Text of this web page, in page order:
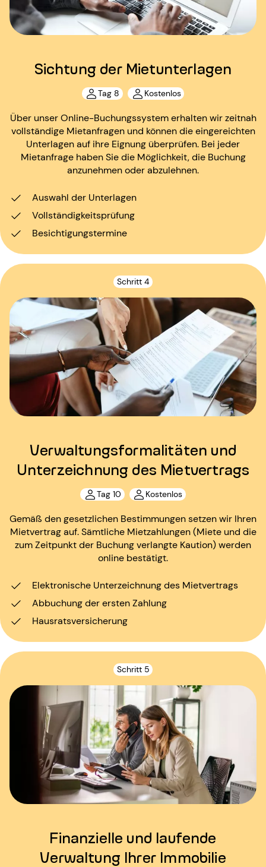
Sichtung der Mietunterlagen
Tag 8 Kostenlos
Über unser Online-Buchungssystem erhalten wir zeitnah
vollständige Mietanfragen und können die eingereichten
Unterlagen auf ihre Eignung überprüfen. Bei jeder
Mietanfrage haben Sie die Möglichkeit, die Buchung
anzunehmen oder abzulehnen.
Auswahl der Unterlagen
Vollständigkeitsprüfung
Besichtigungstermine
Schritt 4
Verwaltungsformalitäten und
Unterzeichnung des Mietvertrags
Tag 10 Kostenlos
Gemäß den gesetzlichen Bestimmungen setzen wir Ihren
Mietvertrag auf. Sämtliche Mietzahlungen (Miete und die
zum Zeitpunkt der Buchung verlangte Kaution) werden
online bestätigt.
Elektronische Unterzeichnung des Mietvertrags
Abbuchung der ersten Zahlung
Hausratsversicherung
Schritt 5
Finanzielle und laufende
Verwaltung Ihrer Immobilie